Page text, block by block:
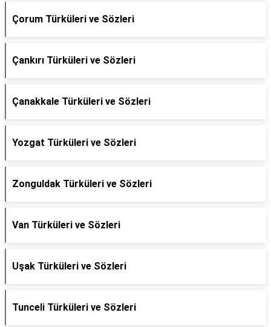
Çorum Türküleri ve Sözleri
Çankırı Türküleri ve Sözleri
Çanakkale Türküleri ve Sözleri
Yozgat Türküleri ve Sözleri
Zonguldak Türküleri ve Sözleri
Van Türküleri ve Sözleri
Uşak Türküleri ve Sözleri
Tunceli Türküleri ve Sözleri